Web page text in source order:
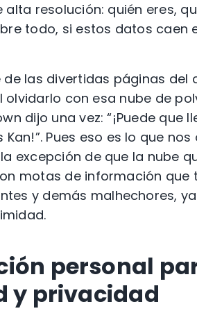
resolución: quién eres,
todo, si estos datos caen
de las divertidas páginas del
olvidarlo con esa nube de
dijo una vez: “¡Puede que
Pues eso es lo que
excepción de que la nube
motas de información que
y demás malhechores,
personal
y privacidad